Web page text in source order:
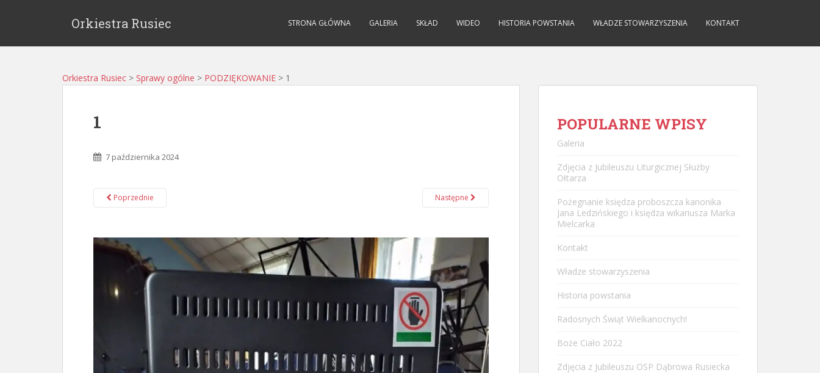
Orkiestra Rusiec STRONA GŁÓWNA GALERIA SKŁAD WIDEO HISTORIA POWSTANIA WŁADZE STOWARZYSZENIA KONTAKT
Orkiestra Rusiec > Sprawy ogólne > PODZIĘKOWANIE > 1
1
7 października 2024
Poprzednie Następne
POPULARNE WPISY
Galeria
Zdjęcia z Jubileuszu Liturgicznej Służby
Ołtarza
Pożegnanie księdza proboszcza kanonika
Jana Ledzińskiego i księdza wikariusza Marka
Mielcarka
Kontakt
Władze stowarzyszenia
Historia powstania
Radosnych Świąt Wielkanocnych!
Boże Ciało 2022
Zdjęcia z Jubileuszu OSP Dąbrowa Rusiecka